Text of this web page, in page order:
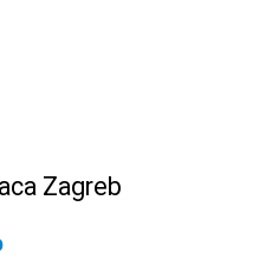
Zagreb